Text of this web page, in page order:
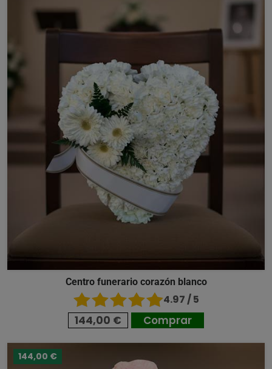
Centro funerario corazón blanco
4.97 / 5
144,00 € Comprar
144,00 €